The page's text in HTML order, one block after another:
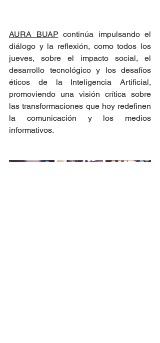
AURA BUAP continúa impulsando el
diálogo y la reflexión, como todos los
jueves, sobre el impacto social, el
desarrollo tecnológico y los desafíos
éticos de la Inteligencia Artificial,
promoviendo una visión crítica sobre
las transformaciones que hoy redefinen
la comunicación y los medios
informativos.